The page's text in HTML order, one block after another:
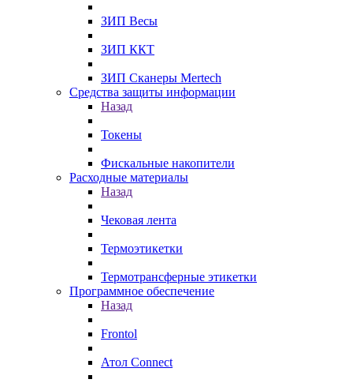
ЗИП Весы
ЗИП ККТ
ЗИП Сканеры Mertech
Средства защиты информации
Назад
Токены
Фискальные накопители
Расходные материалы
Назад
Чековая лента
Термоэтикетки
Термотрансферные этикетки
Программное обеспечение
Назад
Frontol
Атол Connect